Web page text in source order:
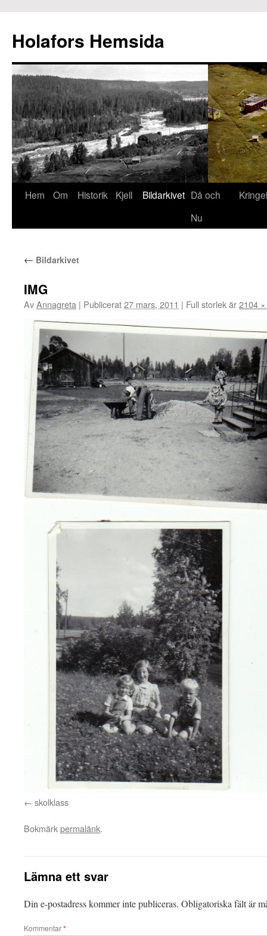
innehåll
Holafors Hemsida
Hem Om Historik Kjell Bildarkivet Då och
Nu
← Bildarkivet
IMG
AvAnnagreta | Publicerat27 mars, 2011 | Full storlek är2104
skolklass
Bokmärkpermalänk.
Lämna ett svar
Din e-postadress kommer inte publiceras. Obligatoriska fält är
Kommentar*